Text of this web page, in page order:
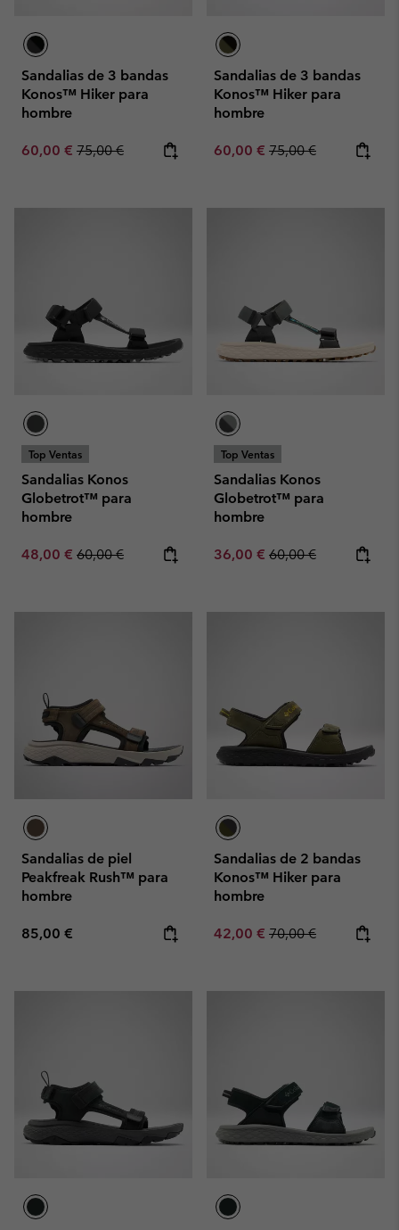
Sandalias de 3 bandas
Konos™ Hiker para
hombre
Sale price:
60,00 € Regular price:
75,00 €
Sandalias de 3 bandas
Konos™ Hiker para
hombre
Sale price:
60,00 € Regular price:
75,00 €
Top Ventas
Sandalias Konos
Globetrot™ para
hombre
Sale price:
48,00 € Regular price:
60,00 €
Top Ventas
Sandalias Konos
Globetrot™ para
hombre
Sale price:
36,00 € Regular price:
60,00 €
Sandalias de piel
Peakfreak Rush™ para
hombre
Regular price:
85,00 €
Sandalias de 2 bandas
Konos™ Hiker para
hombre
Sale price:
42,00 € Regular price:
70,00 €